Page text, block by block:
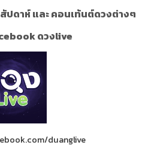
ปดาห์ และ คอนเท้นต์ดวงต่างๆ
ดวงlive
duanglive